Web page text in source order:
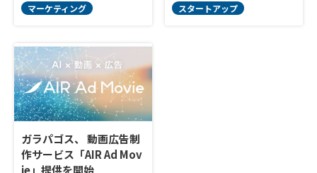
マーケティング スタートアップ
ガラパゴス、 動画広告制
作サービス「AIR Ad Mov
ie」提供を開始